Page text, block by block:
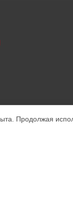
Продолжая